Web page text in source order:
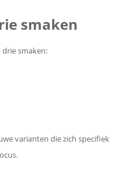
smaken
drie smaken:
varianten die zich specifiek